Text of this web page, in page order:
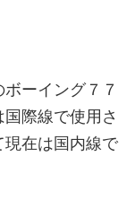
ーイング７７
際線で使用さ
在は国内線で